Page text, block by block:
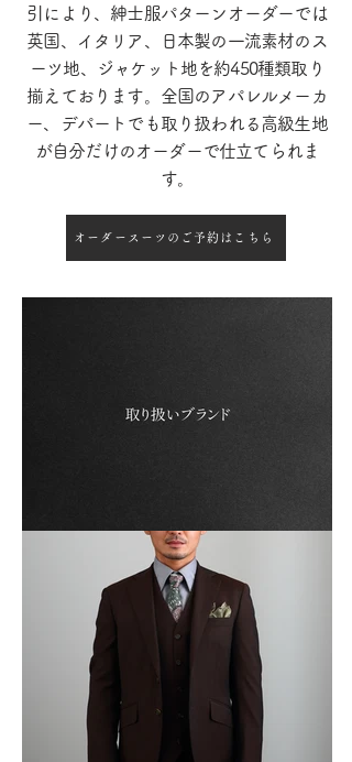
引により、紳士服パターンオーダーでは
英国、イタリア、日本製の一流素材のス
ーツ地、ジャケット地を約450種類取り
揃えております。全国のアパレルメーカ
ー、デパートでも取り扱われる高級生地
が自分だけのオーダーで仕立てられま
す。
オーダースーツのご予約はこちら